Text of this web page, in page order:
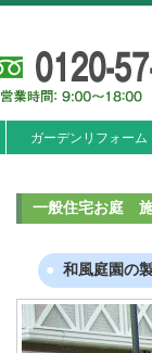
ガーデンリフォーム
一般住宅お庭
和風庭園の